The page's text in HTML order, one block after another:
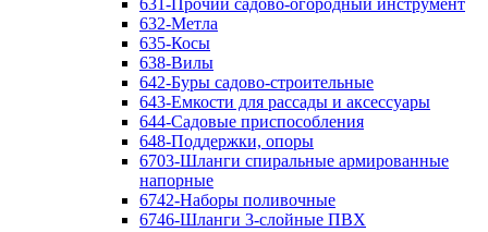
631-Прочий садово-огородный инструмент
632-Метла
635-Косы
638-Вилы
642-Буры садово-строительные
643-Емкости для рассады и аксессуары
644-Садовые приспособления
648-Поддержки, опоры
6703-Шланги спиральные армированные
напорные
6742-Наборы поливочные
6746-Шланги 3-слойные ПВХ